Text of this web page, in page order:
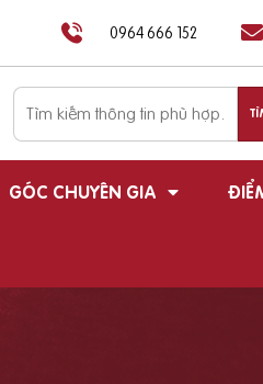
0964 666 152
GÓC CHUYÊN GIA